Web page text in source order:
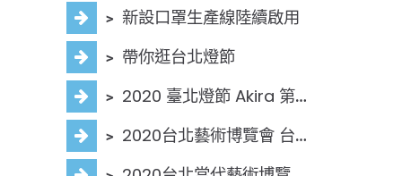
﹥ 新設口罩生產線陸續啟用
﹥ 帶你逛台北燈節
﹥ 2020 臺北燈節 Akira 第二次宣傳TV
﹥ 2020台北藝術博覽會 台灣新聞社 採訪報導